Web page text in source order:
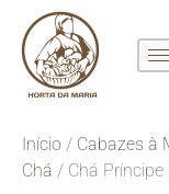
Início / Cabazes à
Chá / Chá Príncipe